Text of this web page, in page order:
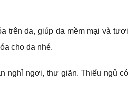
trên da, giúp da mềm mại và tươi
cho da nhé.
nghỉ ngơi, thư giãn. Thiếu ngủ có